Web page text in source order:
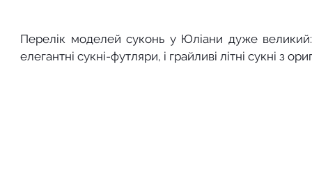
Перелік моделей суконь у Юліани дуже великий:
елегантні сукні-футляри, і грайливі літні сукні з